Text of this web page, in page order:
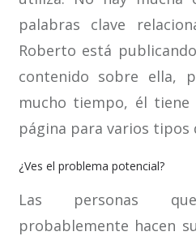
palabras clave
Roberto está
contenido sobre ella,
mucho tiempo, él tiene
página para varios tipos
¿Ves el problema potencial?
Las personas
probablemente hacen